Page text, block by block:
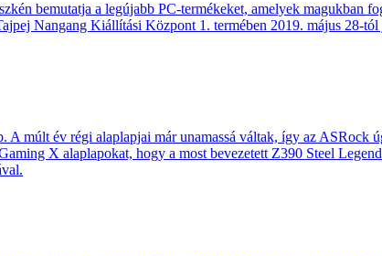
bemutatja a legújabb PC-termékeket, amelyek magukban
Nangang Kiállítási Központ 1. termében 2019. május 28-
múlt év régi alaplapjai már unamassá váltak, így az ASRock
X alaplapokat, hogy a most bevezetett Z390 Steel